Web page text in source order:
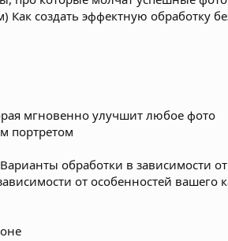
Как создать эффектную обработку
мгновенно улучшит любое фото
портретом
обработки в зависимости от
от особенностей вашего